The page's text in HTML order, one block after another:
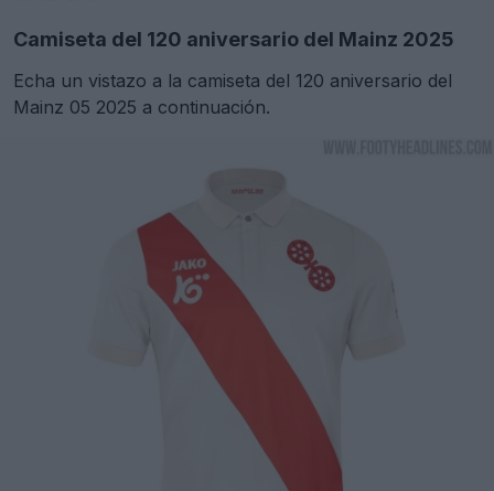
Camiseta del 120 aniversario del Mainz 2025
Echa un vistazo a la camiseta del 120 aniversario del
Mainz 05 2025 a continuación.